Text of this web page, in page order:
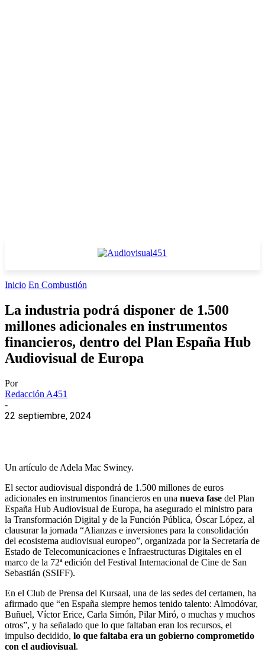
Inicio En Combustión
La industria podrá disponer de 1.500
millones adicionales en instrumentos
financieros, dentro del Plan España Hub
Audiovisual de Europa
Por
Redacción A451
-
22 septiembre, 2024
Un artículo de Adela Mac Swiney.
El sector audiovisual dispondrá de 1.500 millones de euros
adicionales en instrumentos financieros en una nueva fase del Plan
España Hub Audiovisual de Europa, ha asegurado el ministro para
la Transformación Digital y de la Función Pública, Óscar López, al
clausurar la jornada “Alianzas e inversiones para la consolidación
del ecosistema audiovisual europeo”, organizada por la Secretaría de
Estado de Telecomunicaciones e Infraestructuras Digitales en el
marco de la 72ª edición del Festival Internacional de Cine de San
Sebastián (SSIFF).
En el Club de Prensa del Kursaal, una de las sedes del certamen, ha
afirmado que “en España siempre hemos tenido talento: Almodóvar,
Buñuel, Víctor Erice, Carla Simón, Pilar Miró, o muchas y muchos
otros”, y ha señalado que lo que faltaban eran los recursos, el
impulso decidido, lo que faltaba era un gobierno comprometido
con el audiovisual.